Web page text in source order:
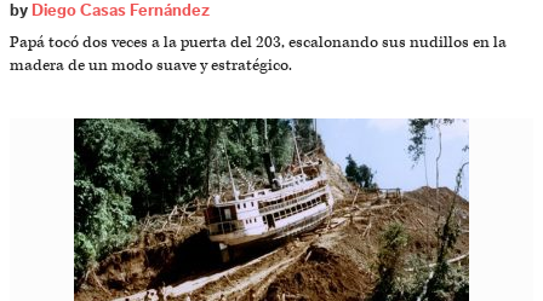
by Diego Casas Fernández
Papá tocó dos veces a la puerta del 203, escalonando sus nudillos en la
madera de un modo suave y estratégico.